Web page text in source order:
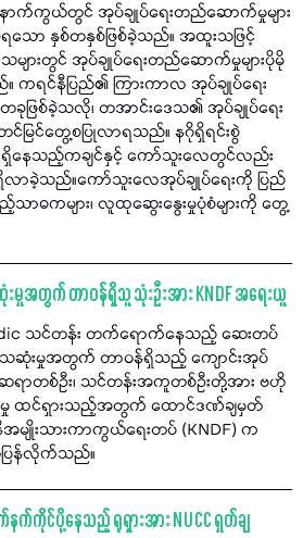
နောက်ကွယ်တွင် အုပ်ချုပ်ရေးတည်ဆောက်မှုများ
ာ နှစ်တနှစ်ဖြစ်ခဲ့သည်။ အထူးသဖြင့်
ားတွင် အုပ်ချုပ်ရေးတည်ဆောက်မှုများပိုမို
ကရင်နီပြည်၏ ကြားကာလ အုပ်ချုပ်ရေး
ခုဖြစ်ခဲ့သလို၊ တအာင်းဒေသ၏ အုပ်ချုပ်ရေး
မြင်တွေ့စပြုလာရသည်။ နဂိုရှိရင်းစွဲ
ရှိနေသည့်ကချင်နှင့် ကော်သူးလေတွင်လည်း
ာခဲ့သည်။ကော်သူးလေအုပ်ချုပ်ရေးကို ပြည်
သာဓကများ၊ လူထုဆွေးနွေးမှုပုံစံများကို တွေ့
မှုအတွက် တာဝန်ရှိသူ သုံးဦးအား KNDF အရေးယူ
သင်တန်း တက်ရောက်နေသည့် ဆေးတပ်
သေဆုံးမှုအတွက် တာဝန်ရှိသည့် ကျောင်းအုပ်
ရာတစ်ဦး၊ သင်တန်းအကူတစ်ဦးတို့အား ဗဟို
မှု ထင်ရှားသည့်အတွက် ထောင်ဒဏ်ချမှတ်
အမျိုးသားကာကွယ်ရေးတပ် (KNDF) က
ြန်လိုက်သည်။
က်ကိုင်ပို့နေသည့် ရုရှားအား NUCC ရှုတ်ချ